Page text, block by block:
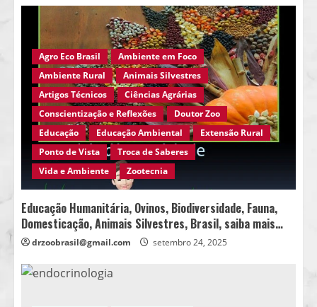
Agro Eco Brasil
Ambiente em Foco
Ambiente Rural
Animais Silvestres
Artigos Técnicos
Ciências Agrárias
Conscientização e Reflexões
Doutor Zoo
Educação
Educação Ambiental
Extensão Rural
Ponto de Vista
Troca de Saberes
Vida e Ambiente
Zootecnia
Educação Humanitária, Ovinos, Biodiversidade, Fauna,
Domesticação, Animais Silvestres, Brasil, saiba mais…
drzoobrasil@gmail.com setembro 24, 2025